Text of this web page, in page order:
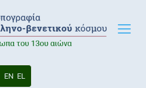
EN EL